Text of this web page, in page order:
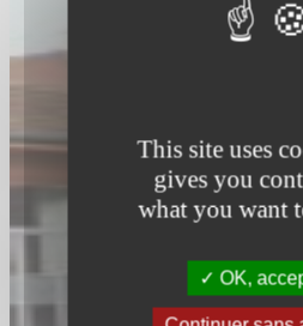
This site uses
gives you
what you want
OK,